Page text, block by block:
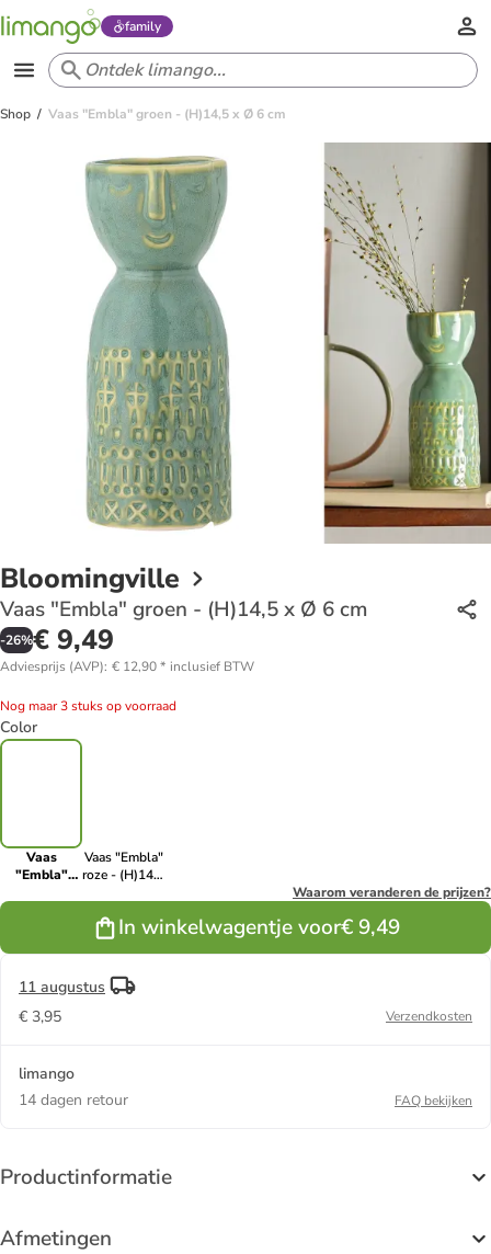
family
Shop Vaas "Embla" groen - (H)14,5 x Ø 6 cm
Bloomingville
Vaas "Embla" groen - (H)14,5 x Ø 6 cm
-26%€ 9,49
Adviesprijs (AVP): € 12,90* inclusief BTW
Nog maar 3 stuks op voorraad
Color
Vaas
"Embla"
Vaas "Embla"
roze - (H)14,5
Waarom veranderen de prijzen?
In winkelwagentje voor€ 9,49
11 augustus
€ 3,95
Verzendkosten
limango
14 dagen retour
FAQ bekijken
Productinformatie
Afmetingen